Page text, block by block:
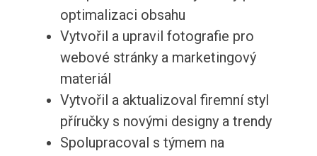
optimalizaci obsahu
Vytvořil a upravil fotografie pro
webové stránky a marketingový
materiál
Vytvořil a aktualizoval firemní styl
příručky s novými designy a trendy
Spolupracoval s týmem na